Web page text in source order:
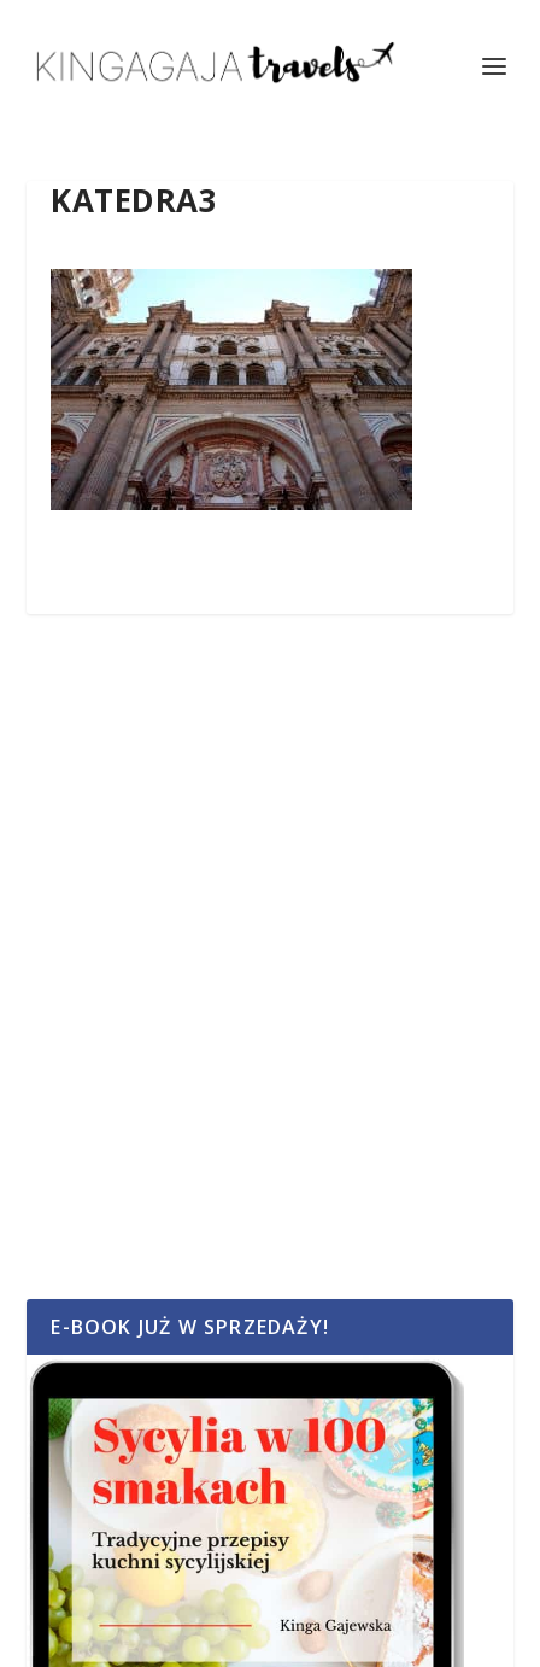
KATEDRA3
E-BOOK JUŻ W SPRZEDAŻY!